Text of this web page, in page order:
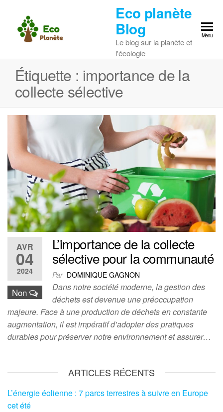
content
Eco planète
Blog
Le blog sur la planète et
l'écologie
Menu
Étiquette : importance de la
collecte sélective
AVR
04
2024
Non
L’importance de la collecte
sélective pour la communauté
Par DOMINIQUE GAGNON
Dans notre société moderne, la gestion des
déchets est devenue une préoccupation
majeure. Face à une production de déchets en constante
augmentation, il est impératif d’adopter des pratiques
durables pour préserver notre environnement et assurer…
ARTICLES RÉCENTS
L’énergie éolienne : 7 parcs terrestres à suivre en Europe
cet été